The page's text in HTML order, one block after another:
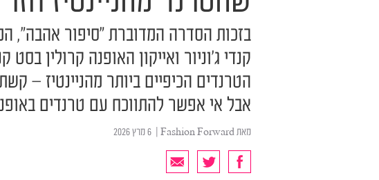
בזכות הסדרה המדוברת "סיפור אהבה",
קנדי ג'וניור ואייקון האופנה קרולין
הטרנדים הכיפיים ביותר מהניינטיז –
אבל אי אפשר להתווכח עם טרנדים
מאתFashion Forward